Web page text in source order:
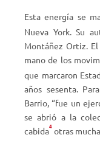
Esta energía se
Nueva York. Su
Montáñez Ortiz.
mano de los
que marcaron
años sesenta.
Barrio, “fue un
se abrió a la
cabida4 otras